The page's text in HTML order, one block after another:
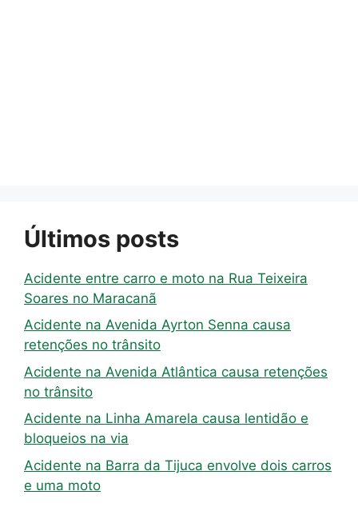
Últimos posts
Acidente entre carro e moto na Rua Teixeira
Soares no Maracanã
Acidente na Avenida Ayrton Senna causa
retenções no trânsito
Acidente na Avenida Atlântica causa retenções
no trânsito
Acidente na Linha Amarela causa lentidão e
bloqueios na via
Acidente na Barra da Tijuca envolve dois carros
e uma moto